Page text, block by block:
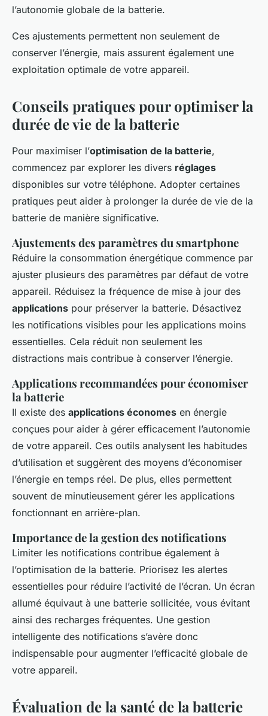
l’autonomie globale de la batterie.
Ces ajustements permettent non seulement de
conserver l’énergie, mais assurent également une
exploitation optimale de votre appareil.
Conseils pratiques pour optimiser la
durée de vie de la batterie
Pour maximiser l’optimisation de la batterie,
commencez par explorer les divers réglages
disponibles sur votre téléphone. Adopter certaines
pratiques peut aider à prolonger la durée de vie de la
batterie de manière significative.
Ajustements des paramètres du smartphone
Réduire la consommation énergétique commence par
ajuster plusieurs des paramètres par défaut de votre
appareil. Réduisez la fréquence de mise à jour des
applications pour préserver la batterie. Désactivez
les notifications visibles pour les applications moins
essentielles. Cela réduit non seulement les
distractions mais contribue à conserver l’énergie.
Applications recommandées pour économiser
la batterie
Il existe des applications économes en énergie
conçues pour aider à gérer efficacement l’autonomie
de votre appareil. Ces outils analysent les habitudes
d’utilisation et suggèrent des moyens d’économiser
l’énergie en temps réel. De plus, elles permettent
souvent de minutieusement gérer les applications
fonctionnant en arrière-plan.
Importance de la gestion des notifications
Limiter les notifications contribue également à
l’optimisation de la batterie. Priorisez les alertes
essentielles pour réduire l’activité de l’écran. Un écran
allumé équivaut à une batterie sollicitée, vous évitant
ainsi des recharges fréquentes. Une gestion
intelligente des notifications s’avère donc
indispensable pour augmenter l’efficacité globale de
votre appareil.
Évaluation de la santé de la batterie